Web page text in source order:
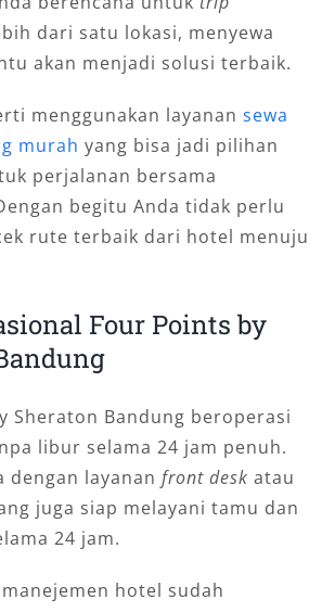
dari satu lokasi, menyewa
akan menjadi solusi terbaik.
menggunakan layanan sewa
murah yang bisa jadi pilihan
perjalanan bersama
begitu Anda tidak perlu
rute terbaik dari hotel menuju
Four Points by
Sheraton Bandung beroperasi
libur selama 24 jam penuh.
dengan layanan front desk atau
juga siap melayani tamu dan
24 jam.
hotel sudah